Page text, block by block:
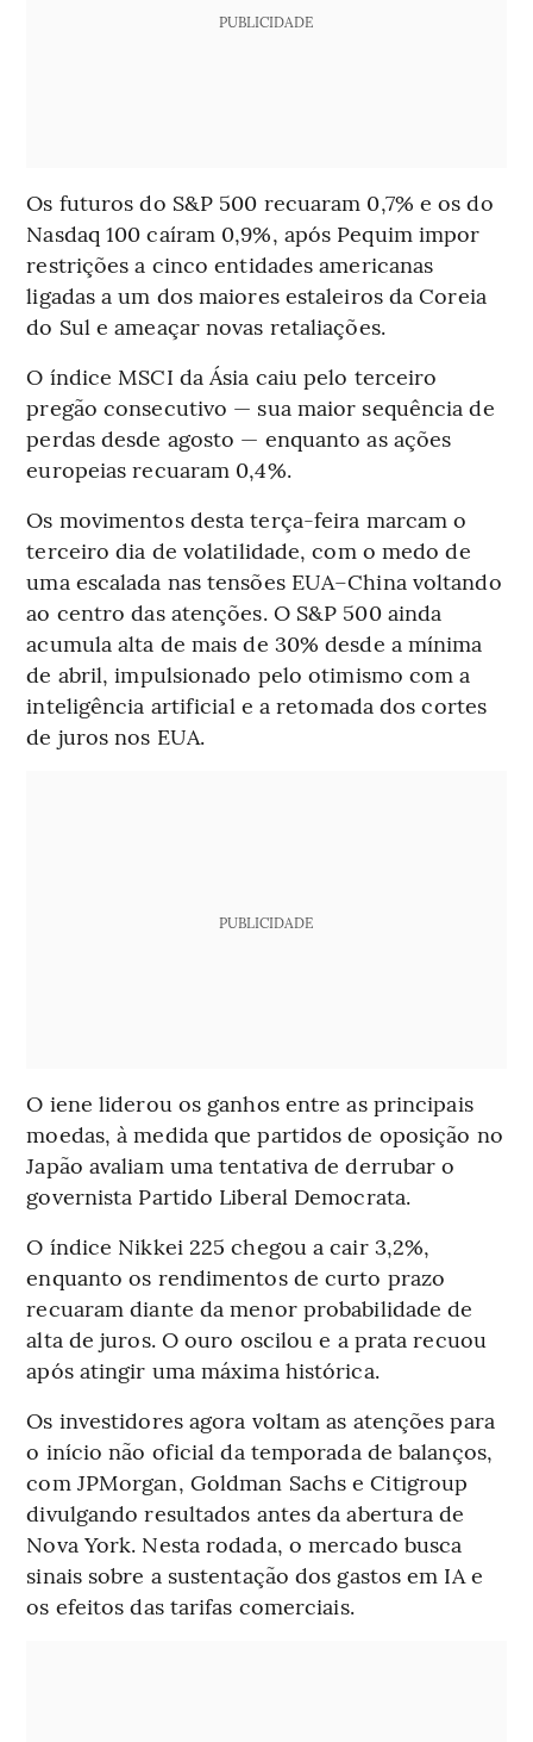
PUBLICIDADE
Os futuros do S&P 500 recuaram 0,7% e os do
Nasdaq 100 caíram 0,9%, após Pequim impor
restrições a cinco entidades americanas
ligadas a um dos maiores estaleiros da Coreia
do Sul e ameaçar novas retaliações.
O índice MSCI da Ásia caiu pelo terceiro
pregão consecutivo — sua maior sequência de
perdas desde agosto — enquanto as ações
europeias recuaram 0,4%.
Os movimentos desta terça-feira marcam o
terceiro dia de volatilidade, com o medo de
uma escalada nas tensões EUA–China voltando
ao centro das atenções. O S&P 500 ainda
acumula alta de mais de 30% desde a mínima
de abril, impulsionado pelo otimismo com a
inteligência artificial e a retomada dos cortes
de juros nos EUA.
PUBLICIDADE
O iene liderou os ganhos entre as principais
moedas, à medida que partidos de oposição no
Japão avaliam uma tentativa de derrubar o
governista Partido Liberal Democrata.
O índice Nikkei 225 chegou a cair 3,2%,
enquanto os rendimentos de curto prazo
recuaram diante da menor probabilidade de
alta de juros. O ouro oscilou e a prata recuou
após atingir uma máxima histórica.
Os investidores agora voltam as atenções para
o início não oficial da temporada de balanços,
com JPMorgan, Goldman Sachs e Citigroup
divulgando resultados antes da abertura de
Nova York. Nesta rodada, o mercado busca
sinais sobre a sustentação dos gastos em IA e
os efeitos das tarifas comerciais.